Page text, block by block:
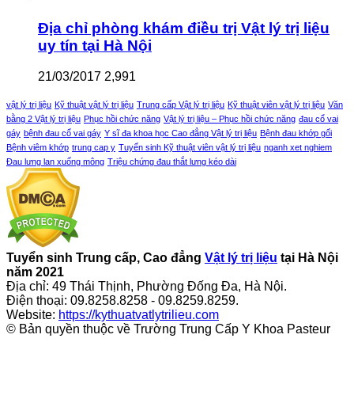
Địa chỉ phòng khám điều trị Vật lý trị liệu
uy tín tại Hà Nội
21/03/2017 2,991
vật lý trị liệu Kỹ thuật vật lý trị liệu Trung cấp Vật lý trị liệu Kỹ thuật viên vật lý trị liệu Văn
bằng 2 Vật lý trị liệu Phục hồi chức năng Vật lý trị liệu – Phục hồi chức năng đau cổ vai
gáy bệnh đau cổ vai gáy Y sĩ đa khoa học Cao đẳng Vật lý trị liệu Bệnh đau khớp gối
Bệnh viêm khớp trung cap y Tuyển sinh Kỹ thuật viên vật lý trị liệu nganh xet nghiem
Đau lưng lan xuống mông Triệu chứng đau thắt lưng kéo dài
Tuyển sinh Trung cấp, Cao đẳng Vật lý trị liệu tại Hà Nội
năm 2021
Địa chỉ: 49 Thái Thịnh, Phường Đống Đa, Hà Nội.
Điện thoại: 09.8258.8258 - 09.8259.8259.
Website: https://kythuatvatlytrilieu.com
© Bản quyền thuộc về Trường Trung Cấp Y Khoa Pasteur